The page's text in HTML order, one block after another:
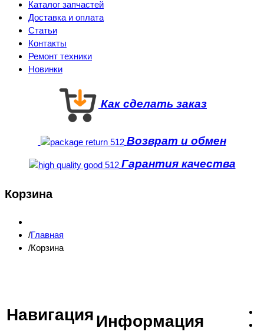
Каталог запчастей
Доставка и оплата
Статьи
Контакты
Ремонт техники
Новинки
Как сделать заказ
Возврат и обмен
Гарантия качества
Корзина
Главная
Корзина
НавигацияИнформация